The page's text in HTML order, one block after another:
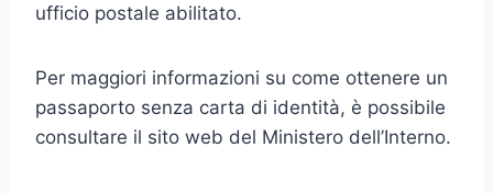
ufficio postale abilitato.
Per maggiori informazioni su come ottenere un
passaporto senza carta di identità, è possibile
consultare il sito web del Ministero dell’Interno.